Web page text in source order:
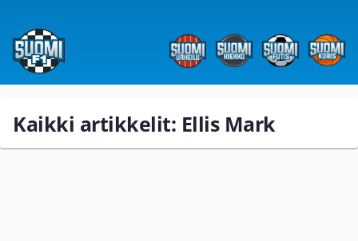
Kaikki artikkelit: Ellis Mark